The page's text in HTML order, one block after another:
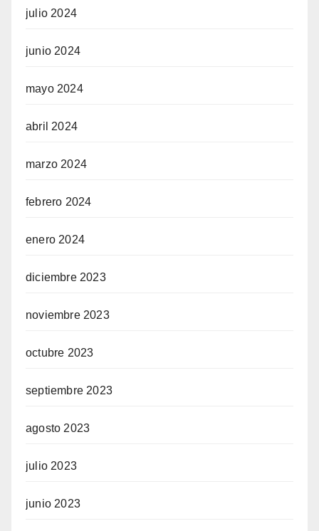
julio 2024
junio 2024
mayo 2024
abril 2024
marzo 2024
febrero 2024
enero 2024
diciembre 2023
noviembre 2023
octubre 2023
septiembre 2023
agosto 2023
julio 2023
junio 2023